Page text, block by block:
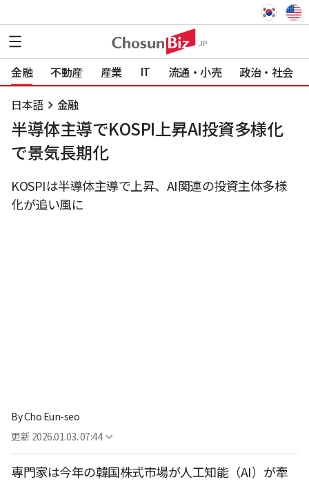
金融 不動産 産業 IT 流通・小売 政治・社会
日本語 金融
半導体主導でKOSPI上昇AI投資多様化
で景気長期化
KOSPIは半導体主導で上昇、AI関連の投資主体多様
化が追い風に
ByCho Eun-seo
更新 2026.01.03. 07:44
専門家は今年の韓国株式市場が人工知能（AI）が牽